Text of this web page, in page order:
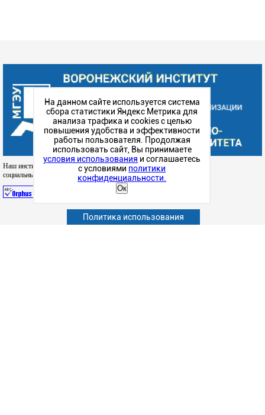
Наш институт в
социальных сетях
Абитуриенту
Политика использования
На данном сайте используется система
сбора статистики Яндекс Метрика для
анализа трафика и cookies с целью
повышения удобства и эффективности
работы пользователя. Продолжая
использовать сайт, Вы принимаете
условия использования и соглашаетесь
с условиями политики
конфиденциальности.
Ок